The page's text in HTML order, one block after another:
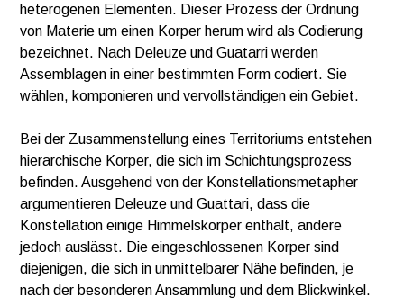
heterogenen Elementen. Dieser Prozess der Ordnung
von Materie um einen Korper herum wird als Codierung
bezeichnet. Nach Deleuze und Guatarri werden
Assemblagen in einer bestimmten Form codiert. Sie
wählen, komponieren und vervollständigen ein Gebiet.
Bei der Zusammenstellung eines Territoriums entstehen
hierarchische Korper, die sich im Schichtungsprozess
befinden. Ausgehend von der Konstellationsmetapher
argumentieren Deleuze und Guattari, dass die
Konstellation einige Himmelskorper enthalt, andere
jedoch auslässt. Die eingeschlossenen Korper sind
diejenigen, die sich in unmittelbarer Nähe befinden, je
nach der besonderen Ansammlung und dem Blickwinkel.